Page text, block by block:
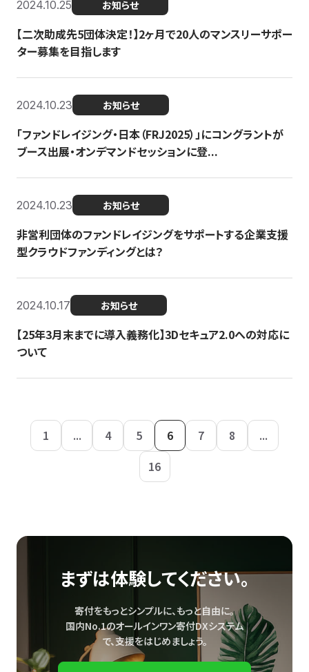
2024.10.25 お知らせ
【二次助成先5団体決定！】2ヶ月で20人のマンスリーサポー
ター募集を目指します
2024.10.23 お知らせ
「ファンドレイジング・日本（FRJ2025）」にコングラントが
ブース出展・オンデマンドセッションに登...
2024.10.23 お知らせ
非営利団体のファンドレイジングをサポートする企業支援
型クラウドファンディングとは？
2024.10.17 お知らせ
【25年3月末までに導入義務化】3Dセキュア2.0への対応に
ついて
1 ... 4 5 6 7 8
...
16
まずは体験してください。
寄付をもっとシンプルに、もっと自由に。
国内No.1のオールインワン寄付DXシステム
で、支援をはじめましょう。